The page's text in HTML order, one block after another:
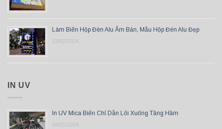
Làm Biển Hộp Đèn Alu Âm Bản, Mẫu Hộp Đèn Alu Đẹp
23/02/2024
IN UV
In UV Mica Biển Chỉ Dẫn Lối Xuống Tầng Hầm
04/01/2024